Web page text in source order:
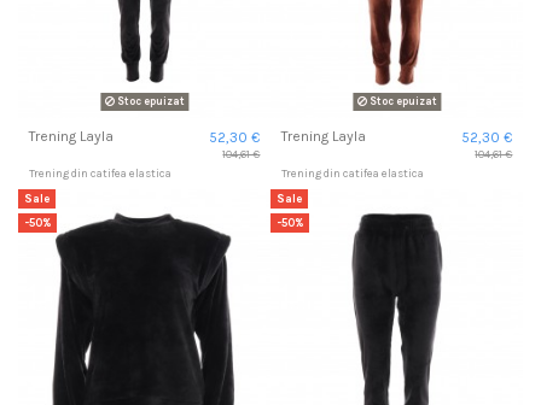
Stoc epuizat
Trening Layla 52,30 €
104,61 €
Trening din catifea elastica
Stoc epuizat
Trening Layla 52,30 €
104,61 €
Trening din catifea elastica
Sale
-50%
Sale
-50%